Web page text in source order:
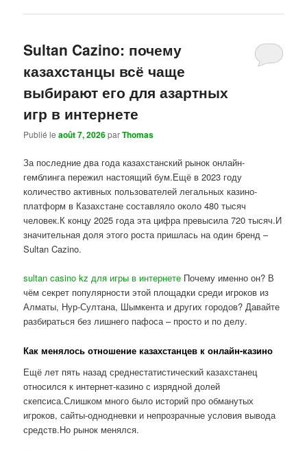
Sultan Cazino: почему
казахстанцы всё чаще
выбирают его для азартных
игр в интернете
Publié leaoût 7, 2026parThomas
За последние два года казахстанский рынок онлайн-
гемблинга пережил настоящий бум.Ещё в 2023 году
количество активных пользователей легальных казино-
платформ в Казахстане составляло около 480 тысяч
человек.К концу 2025 года эта цифра превысила 720 тысяч.И
значительная доля этого роста пришлась на один бренд –
Sultan Cazino.
sultan casino kz для игры в интернете Почему именно он? В
чём секрет популярности этой площадки среди игроков из
Алматы, Нур-Султана, Шымкента и других городов? Давайте
разбираться без лишнего пафоса – просто и по делу.
Как менялось отношение казахстанцев к онлайн-казино
Ещё лет пять назад среднестатистический казахстанец
относился к интернет-казино с изрядной долей
скепсиса.Слишком много было историй про обманутых
игроков, сайты-однодневки и непрозрачные условия вывода
средств.Но рынок менялся.